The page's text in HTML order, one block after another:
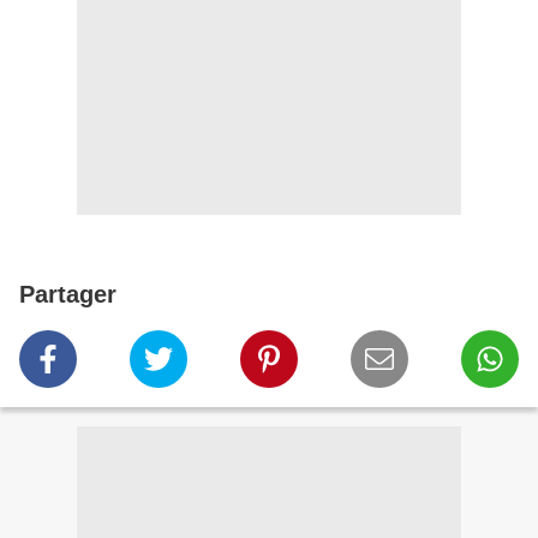
Partager